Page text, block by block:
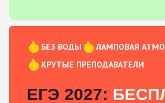
БЕЗ ВОДЫ
ЛАМПОВАЯ
КРУТЫЕ ПРЕПОДАВАТЕЛИ
ЕГЭ 2027: